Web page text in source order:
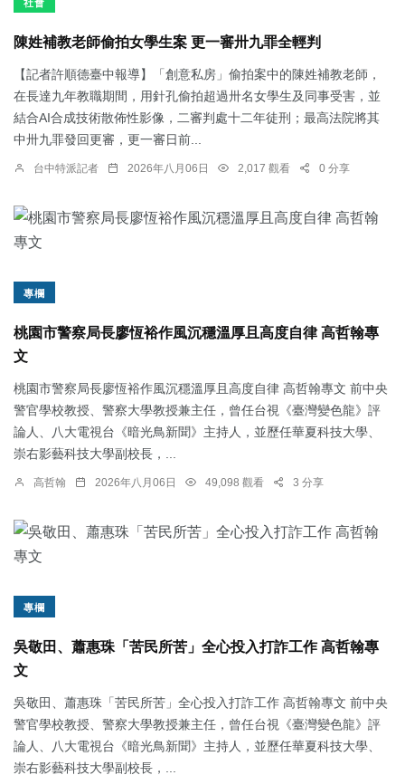
社會
陳姓補教老師偷拍女學生案 更一審卅九罪全輕判
【記者許順德臺中報導】「創意私房」偷拍案中的陳姓補教老師，
在長達九年教職期間，用針孔偷拍超過卅名女學生及同事受害，並
結合AI合成技術散佈性影像，二審判處十二年徒刑；最高法院將其
中卅九罪發回更審，更一審日前...
台中特派記者 2026年八月06日 2,017 觀看 0 分享
專欄
桃園市警察局長廖恆裕作風沉穩溫厚且高度自律 高哲翰專
文
桃園市警察局長廖恆裕作風沉穩溫厚且高度自律 高哲翰專文 前中央
警官學校教授、警察大學教授兼主任，曾任台視《臺灣變色龍》評
論人、八大電視台《暗光鳥新聞》主持人，並歷任華夏科技大學、
崇右影藝科技大學副校長，...
高哲翰 2026年八月06日 49,098 觀看 3 分享
專欄
吳敬田、蕭惠珠「苦民所苦」全心投入打詐工作 高哲翰專
文
吳敬田、蕭惠珠「苦民所苦」全心投入打詐工作 高哲翰專文 前中央
警官學校教授、警察大學教授兼主任，曾任台視《臺灣變色龍》評
論人、八大電視台《暗光鳥新聞》主持人，並歷任華夏科技大學、
崇右影藝科技大學副校長，...